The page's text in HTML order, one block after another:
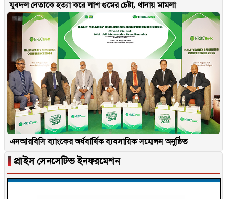
যুবদল নেতাকে হত্যা করে লাশ গুমের চেষ্টা, থানায় মামলা
এনআরবিসি ব্যাংকের অর্ধবার্ষিক ব্যবসায়িক সম্মেলন অনুষ্ঠিত
▐ প্রাইস সেনসেটিভ ইনফরমেশন